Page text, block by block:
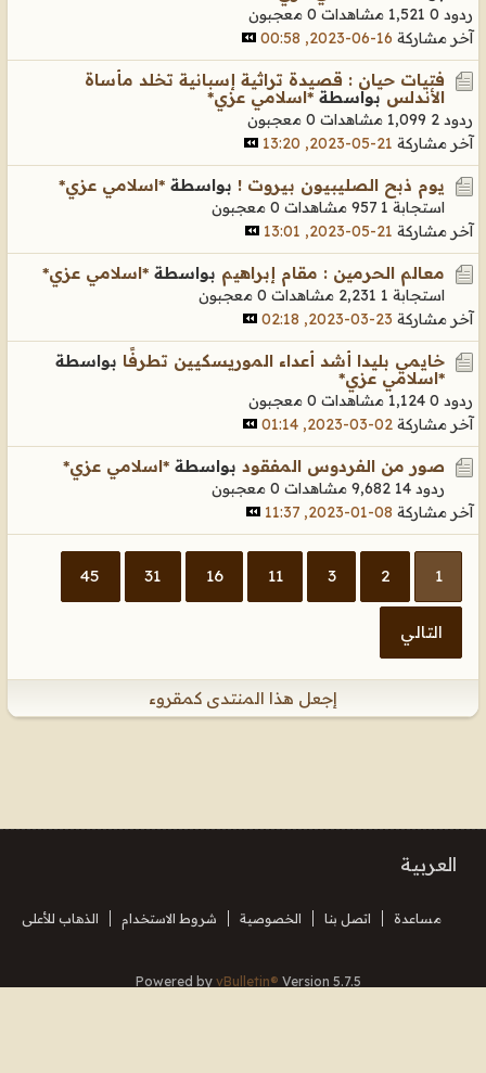
ردود 0 1,521 مشاهدات
0 معجبون
آخر مشاركة 16-06-2023, 00:58
فتيات حيان : قصيدة تراثية إسبانية تخلد مأساة
الأندلس بواسطة *اسلامي عزي*
ردود 2 1,099 مشاهدات
0 معجبون
آخر مشاركة 21-05-2023, 13:20
يوم ذبح الصليبيون بيروت ! بواسطة *اسلامي عزي*
استجابة 1 957 مشاهدات
0 معجبون
آخر مشاركة 21-05-2023, 13:01
معالم الحرمين : مقام إبراهيم بواسطة *اسلامي عزي*
استجابة 1 2,231 مشاهدات
0 معجبون
آخر مشاركة 23-03-2023, 02:18
خايمي بليدا أشد أعداء الموريسكيين تطرفًا بواسطة
*اسلامي عزي*
ردود 0 1,124 مشاهدات
0 معجبون
آخر مشاركة 02-03-2023, 01:14
صور من الفردوس المفقود بواسطة *اسلامي عزي*
ردود 14 9,682 مشاهدات
0 معجبون
آخر مشاركة 08-01-2023, 11:37
1
2
3
11
16
31
45
التالي
إجعل هذا المنتدى كمقروء
العربية
مساعدة اتصل بنا الخصوصية شروط الاستخدام الذهاب للأعلى
Powered by vBulletin® Version 5.7.5